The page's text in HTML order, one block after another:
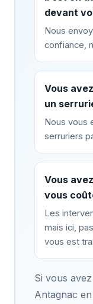
devant
Nous
confiance,
Vous
un
Nous vous
serruriers
Vous
vous
Les
mais ici,
vous est
Si vous
Antagnac